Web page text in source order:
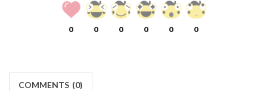
0 0 0 0 0 0
COMMENTS (0)